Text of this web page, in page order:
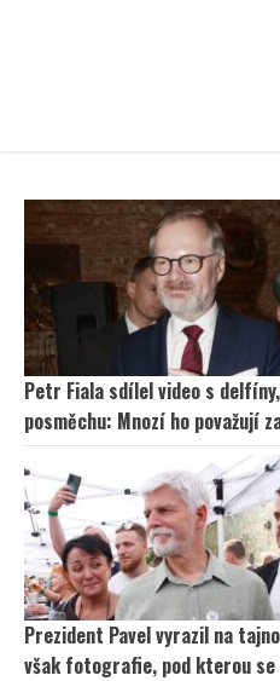
Petr Fiala sdílel video s
posměchu: Mnozí ho považují
Prezident Pavel vyrazil na
však fotografie, pod kterou se